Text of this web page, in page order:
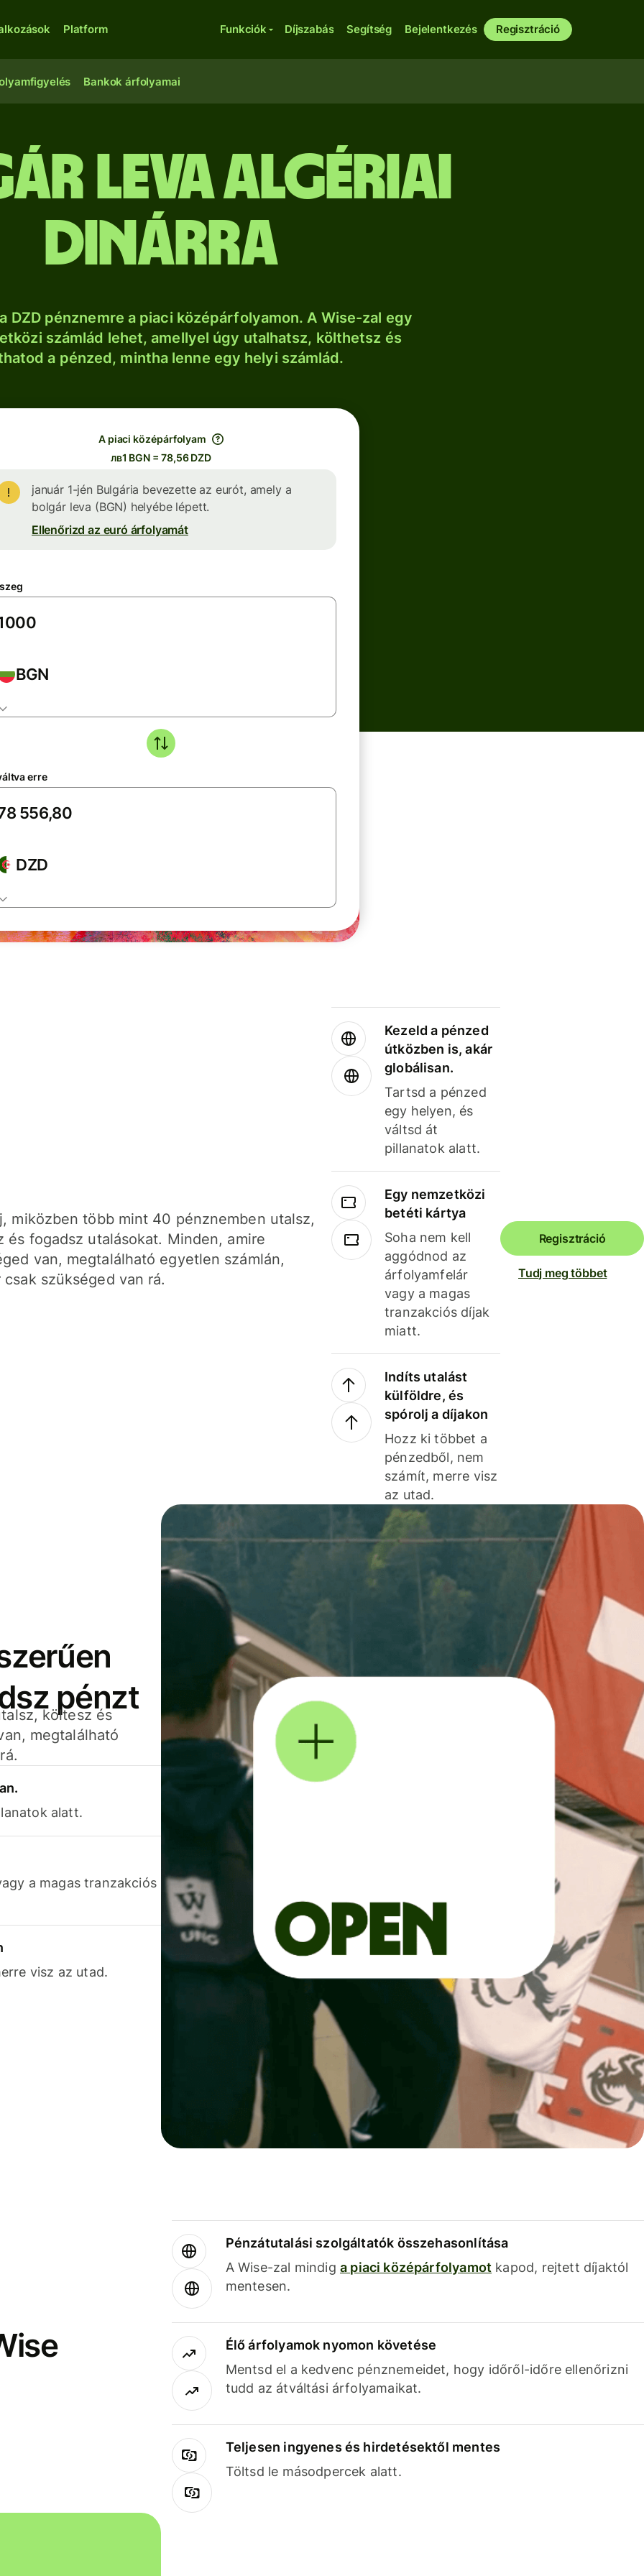
Platform Funkciók Díjszabás Segítség Bejelentkezés Regisztráció
Bankok árfolyamai
leva algériai
dinárra
DZD pénznemre a piaci középárfolyamon. A Wise-zal egy
számlád lehet, amellyel úgy utalhatsz, költhetsz és
a pénzed, mintha lenne egy helyi számlád.
A piaci középárfolyam
лв1 BGN = 78,56 DZD
január 1-jén Bulgária bevezette az eurót, amely a
bolgár leva (BGN) helyébe lépett.
Ellenőrizd az euró árfolyamát
BGN
erre
DZD
miközben több mint 40 pénznemben utalsz,
és fogadsz utalásokat. Minden, amire
van, megtalálható egyetlen számlán,
csak szükséged van rá.
Kezeld a pénzed
útközben is, akár
globálisan.
Tartsd a pénzed
egy helyen, és
váltsd át
pillanatok alatt.
Egy nemzetközi
betéti kártya
Soha nem kell
aggódnod az
árfolyamfelár
vagy a magas
tranzakciós díjak
miatt.
Indíts utalást
külföldre, és
spórolj a díjakon
Hozz ki többet a
pénzedből, nem
számít, merre visz
az utad.
Regisztráció
Tudj meg többet
pénzt
költesz és
megtalálható
alatt.
a magas tranzakciós
visz az utad.
Pénzátutalási szolgáltatók összehasonlítása
A Wise-zal mindig a piaci középárfolyamot kapod, rejtett díjaktól
mentesen.
Élő árfolyamok nyomon követése
Mentsd el a kedvenc pénznemeidet, hogy időről-időre ellenőrizni
tudd az átváltási árfolyamaikat.
Teljesen ingyenes és hirdetésektől mentes
Töltsd le másodpercek alatt.